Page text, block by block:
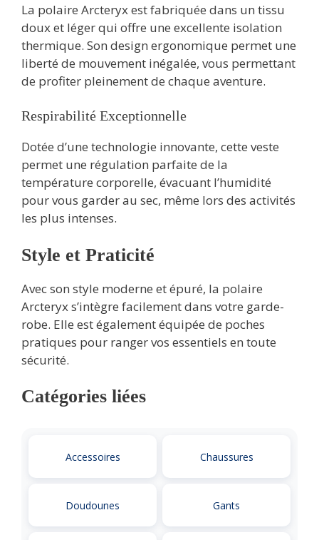
La polaire Arcteryx est fabriquée dans un tissu
doux et léger qui offre une excellente isolation
thermique. Son design ergonomique permet une
liberté de mouvement inégalée, vous permettant
de profiter pleinement de chaque aventure.
Respirabilité Exceptionnelle
Dotée d’une technologie innovante, cette veste
permet une régulation parfaite de la
température corporelle, évacuant l’humidité
pour vous garder au sec, même lors des activités
les plus intenses.
Style et Praticité
Avec son style moderne et épuré, la polaire
Arcteryx s’intègre facilement dans votre garde-
robe. Elle est également équipée de poches
pratiques pour ranger vos essentiels en toute
sécurité.
Catégories liées
Accessoires Chaussures
Doudounes Gants